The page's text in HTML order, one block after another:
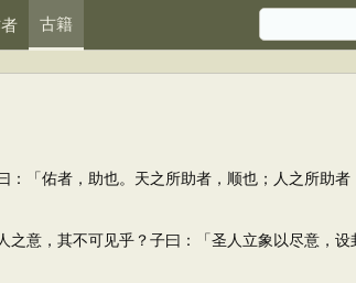
古籍
「佑者，助也。天之所助者，顺也；人之所助者
意，其不可见乎？子曰：「圣人立象以尽意，设